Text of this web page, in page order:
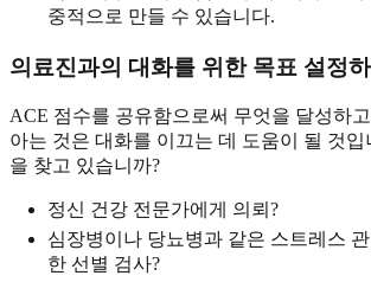
중적으로 만들 수 있습니다.
의료진과의 대화를 위한 목표 설정하
ACE 점수를 공유함으로써 무엇을 달성하
아는 것은 대화를 이끄는 데 도움이 될 것입
을 찾고 있습니까?
정신 건강 전문가에게 의뢰?
심장병이나 당뇨병과 같은 스트레스
한 선별 검사?